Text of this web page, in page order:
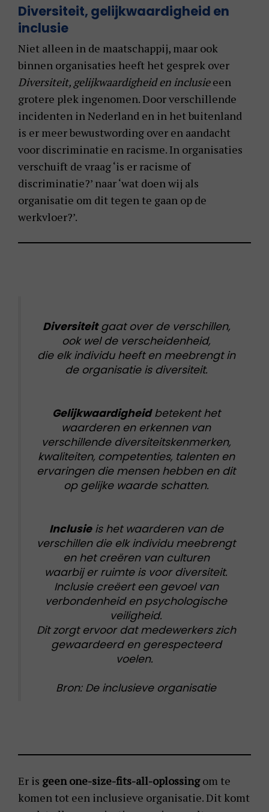
Diversiteit, gelijkwaardigheid en
inclusie
Niet alleen in de maatschappij, maar ook
binnen organisaties heeft het gesprek over
Diversiteit, gelijkwaardigheid en inclusieeen
grotere plek ingenomen. Door verschillende
incidenten in Nederland en in het buitenland
is er meer bewustwording over en aandacht
voor discriminatie en racisme. In organisaties
verschuift de vraag ‘is er racisme of
discriminatie?’ naar ‘wat doen wij als
organisatie om dit tegen te gaan op de
werkvloer?’.
Diversiteitgaat over de verschillen,
ook wel de verscheidenheid,
die elk individu heeft en meebrengt in
de organisatie is diversiteit.
Gelijkwaardigheidbetekent het
waarderen en erkennen van
verschillende diversiteitskenmerken,
kwaliteiten, competenties, talenten en
ervaringen die mensen hebben en dit
op gelijke waarde schatten.
Inclusieis het waarderen van de
verschillen die elk individu meebrengt
en het creëren van culturen
waarbij er ruimte is voor diversiteit.
Inclusie creëert een gevoel van
verbondenheid en psychologische
veiligheid.
Dit zorgt ervoor dat medewerkers zich
gewaardeerd en gerespecteerd
voelen.
Bron: De inclusieve organisatie
Er is geen one-size-fits-all-oplossingom te
komen tot een inclusieve organisatie. Dit komt